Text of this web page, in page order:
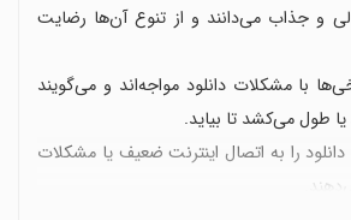
و جذاب می‌دانند و از تنوع آن‌ها رضایت
با مشکلات دانلود مواجه‌اند و می‌گویند
طول می‌کشد تا بیاید.
را به اتصال اینترنت ضعیف یا مشکلات